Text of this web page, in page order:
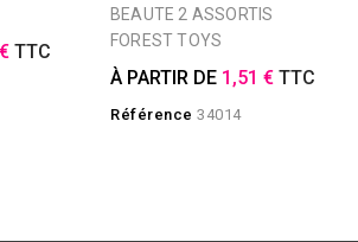
TTC
BEAUTE 2 ASSORTIS
FOREST TOYS
À PARTIR DE 1,51 € TTC
Référence 34014